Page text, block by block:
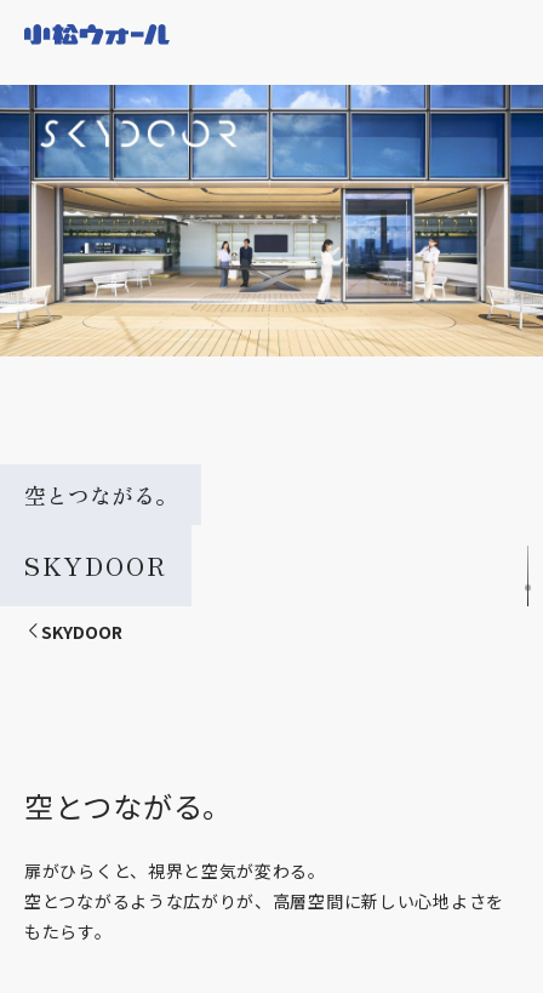
空とつながる。
SKYDOOR
SKYDOOR
空とつながる。
扉がひらくと、視界と空気が変わる。
空とつながるような広がりが、高層空間に新しい心地よさを
もたらす。